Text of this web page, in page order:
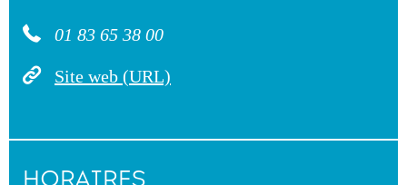
01 83 65 38 00
Site web (URL)
HORAIRES